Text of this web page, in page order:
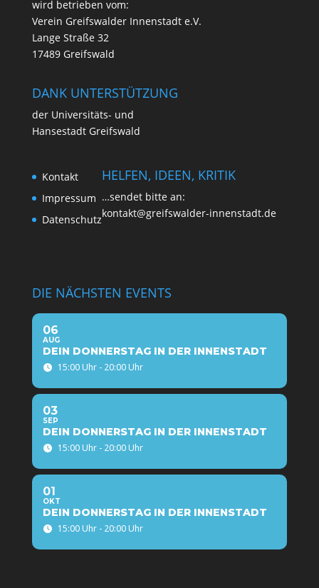
wird betrie­ben vom:
Ver­ein Greifs­wal­der Innen­stadt e.V.
Lan­ge Stra­ße 32
17489 Greifswald
DANK UNTERSTÜTZUNG
der Uni­ver­si­täts- und
Han­se­stadt Greifswald
Kon­takt
Impres­sum
Daten­schutz
HELFEN, IDEEN, KRITIK
…sen­det bit­te an:
kontakt@greifswalder-innenstadt.de
DIE NÄCHSTEN EVENTS
06
AUG
DEIN DONNERSTAG IN DER INNENSTADT
15:00 Uhr - 20:00 Uhr
03
SEP
DEIN DONNERSTAG IN DER INNENSTADT
15:00 Uhr - 20:00 Uhr
01
OKT
DEIN DONNERSTAG IN DER INNENSTADT
15:00 Uhr - 20:00 Uhr